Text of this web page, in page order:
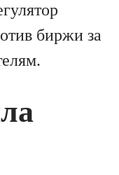
биржи за